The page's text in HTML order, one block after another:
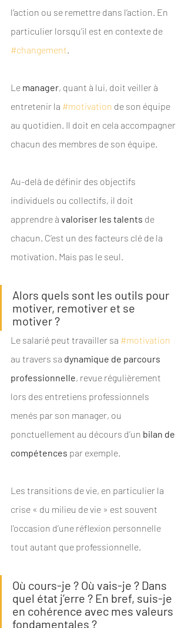
l’action ou se remettre dans l’action. En
particulier lorsqu’il est en contexte de
#changement.
Le manager, quant à lui, doit veiller à
entretenir la #motivation de son équipe
au quotidien. Il doit en cela accompagner
chacun des membres de son équipe.
Au-delà de définir des objectifs
individuels ou collectifs, il doit
apprendre à valoriser les talents de
chacun. C’est un des facteurs clé de la
motivation. Mais pas le seul.
Alors quels sont les outils pour
motiver, remotiver et se
motiver ?
Le salarié peut travailler sa #motivation
au travers sa dynamique de parcours
professionnelle, revue régulièrement
lors des entretiens professionnels
menés par son manager, ou
ponctuellement au décours d’un bilan de
compétences par exemple.
Les transitions de vie, en particulier la
crise « du milieu de vie » est souvent
l’occasion d’une réflexion personnelle
tout autant que professionnelle.
Où cours-je ? Où vais-je ? Dans
quel état j’erre ? En bref, suis-je
en cohérence avec mes valeurs
fondamentales ?